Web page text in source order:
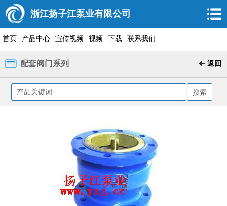
浙江扬子江泵业有限公司
首页 产品中心 宣传视频 视频 下载 联系我们
配套阀门系列 返回